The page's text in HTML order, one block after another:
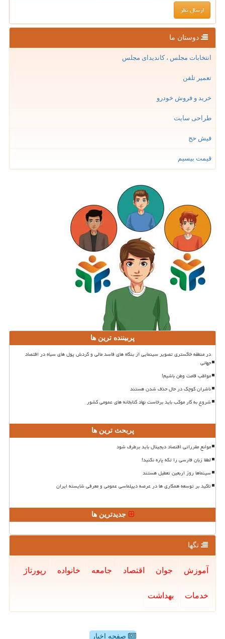
دوستان ما
انتخابات مجلس ، کاندیدای مجلس
تعمیر تلفن
خرید و فروش خودرو
طراحی سایت
فیش حج
قیمت بیسیم
پربیننده ترین ها
در منطقه خاکستری تصویر سینمایی از بنگاه های فاسد مالی و گردش پول های سیاه در اقتصاد
جهانی
مواظب قامت وطن باشیم!
ناشران کوچک در حال حذف شدن هستند
شروع به کار موکب باید برخاست نهاد کتابخانه های عمومی کشور
پربحث ترین ها
موانع مقرراتی اقتصاد دیجیتال باید برطرف شود
لطفا زبان فارسی را تکه پاره نکنید!
سینماها روز اربعین تعطیل هستند
تاکید بر توسعه همکاری ها در عرصه دیپلماسی عمومی و معرفی شایسته ایران
جدیدترین ها
تگها
آموزش جوان اقتصاد جامعه خانواده رپورتاژ
خدمات بهداشت
صفحه اخبار